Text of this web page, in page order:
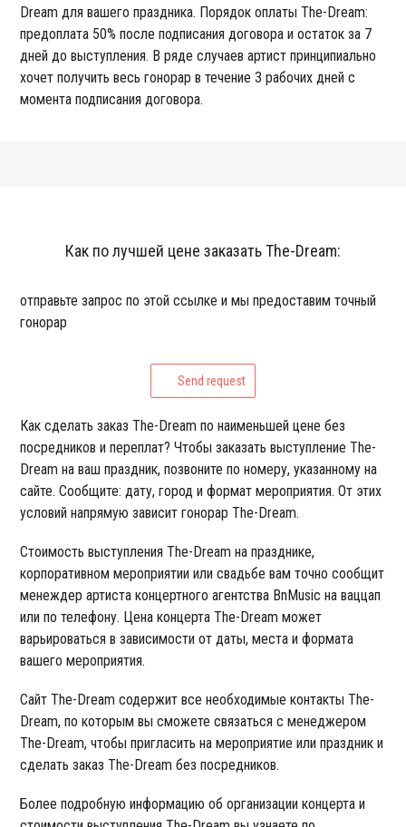
Dream для вашего праздника. Порядок оплаты The-Dream:
предоплата 50% после подписания договора и остаток за 7
дней до выступления. В ряде случаев артист принципиально
хочет получить весь гонорар в течение 3 рабочих дней с
момента подписания договора.
Как по лучшей цене заказать The-Dream:
отправьте запрос по этой ссылке и мы предоставим точный
гонорар
Send request
Как сделать заказ The-Dream по наименьшей цене без
посредников и переплат? Чтобы заказать выступление The-
Dream на ваш праздник, позвоните по номеру, указанному на
сайте. Сообщите: дату, город и формат мероприятия. От этих
условий напрямую зависит гонорар The-Dream.
Стоимость выступления The-Dream на празднике,
корпоративном мероприятии или свадьбе вам точно сообщит
менеждер артиста концертного агентства BnMusic на ваццап
или по телефону. Цена концерта The-Dream может
варьироваться в зависимости от даты, места и формата
вашего мероприятия.
Сайт The-Dream содержит все необходимые контакты The-
Dream, по которым вы сможете связаться с менеджером
The-Dream, чтобы пригласить на мероприятие или праздник и
сделать заказ The-Dream без посредников.
Более подробную информацию об организации концерта и